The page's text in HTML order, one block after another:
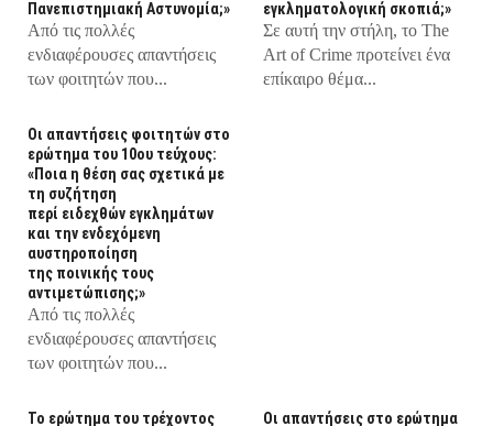
Πανεπιστημιακή Αστυνομία;»
Από τις πολλές
ενδιαφέρουσες απαντήσεις
των φοιτητών που...
εγκληματολογική σκοπιά;»
Σε αυτή την στήλη, τo The
Art of Crime προτείνει ένα
επίκαιρο θέμα...
Οι απαντήσεις φοιτητών στο
ερώτημα του 10ου τεύχους:
«Ποια η θέση σας σχετικά με
τη συζήτηση
περί ειδεχθών εγκλημάτων
και την ενδεχόμενη
αυστηροποίηση
της ποινικής τους
αντιμετώπισης;»
Από τις πολλές
ενδιαφέρουσες απαντήσεις
των φοιτητών που...
Το ερώτημα του τρέχοντος Οι απαντήσεις στο ερώτημα